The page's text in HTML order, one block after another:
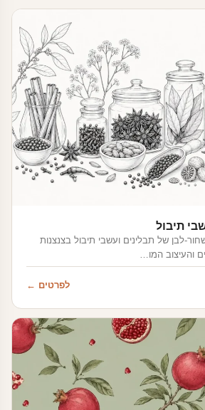
תיבול
לבן של תבלינים ועשבי תיבול בצנצנות
והעיצוב המו…
לפרטים ←